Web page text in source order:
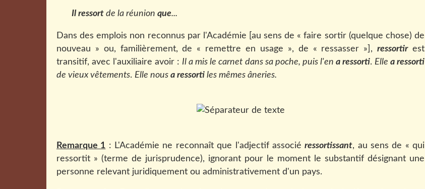
Il ressort de la réunion que...
Dans des emplois non reconnus par l'Académie [au sens de « faire sortir (quelque chose) de
nouveau » ou, familièrement, de « remettre en usage », de « ressasser »],ressortirest
transitif, avec l'auxiliaire avoir : Il a mis le carnet dans sa poche, puis l'en a ressorti. Elle a ressorti
de vieux vêtements. Elle nous a ressorti les mêmes âneries.
Remarque 1 : L'Académie ne reconnaît que l'adjectif associéressortissant, au sens de « qui
ressortit » (terme de jurisprudence), ignorant pour le moment le substantif désignant une
personne relevant juridiquement ou administrativement d'un pays.